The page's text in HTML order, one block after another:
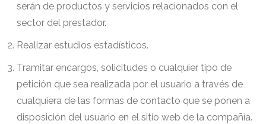
serán de productos y servicios relacionados con el
sector del prestador.
Realizar estudios estadísticos.
Tramitar encargos, solicitudes o cualquier tipo de
petición que sea realizada por el usuario a través de
cualquiera de las formas de contacto que se ponen a
disposición del usuario en el sitio web de la compañía.